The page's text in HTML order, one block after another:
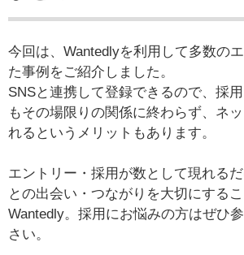
今回は、Wantedlyを利用して多数の
た事例をご紹介しました。
SNSと連携して登録できるので、採
もその場限りの関係に終わらず、ネ
れるというメリットもあります。
エントリー・採用が数として現れる
との出会い・つながりを大切にする
Wantedly。採用にお悩みの方はぜひ
さい。